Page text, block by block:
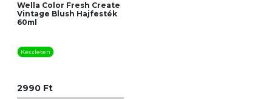
Wella Color Fresh Create
Vintage Blush Hajfesték
60ml
Készleten
2990 Ft